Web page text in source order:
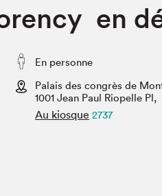
scolaires Hydro-Québec
PRO
des exposant·e·s
des auteur·rice·s
en
En personne
Palais des congrès de
1001 Jean Paul Riopelle Pl,
Au kiosque 2737